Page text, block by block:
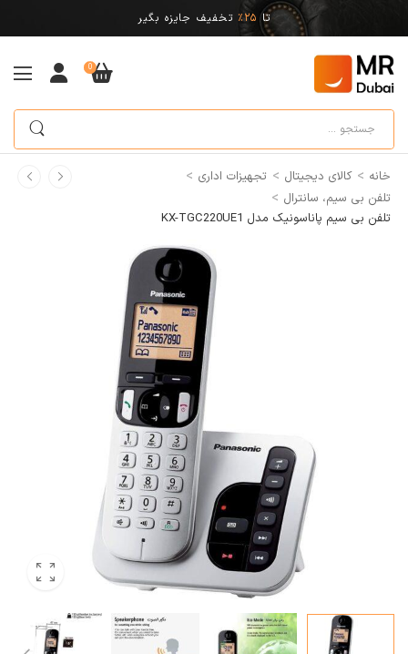
تا 25% تخفیف جایزه بگیر
0
خانه > کالای دیجیتال > تجهیزات اداری >
تلفن بی سیم، سانترال >
تلفن بی سیم پاناسونیک مدل KX-TGC220UE1